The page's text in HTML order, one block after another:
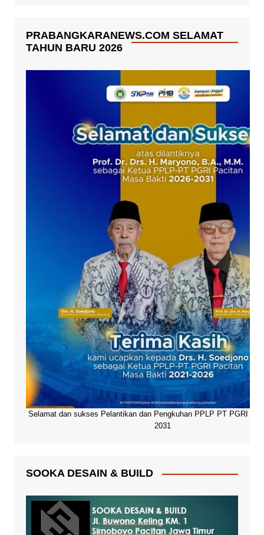
PRABANGKARANEWS.COM SELAMAT
TAHUN BARU 2026
Selamat dan sukses Pelantikan dan Pengkuhan PPLP PT PGRI
2031
SOOKA DESAIN & BUILD